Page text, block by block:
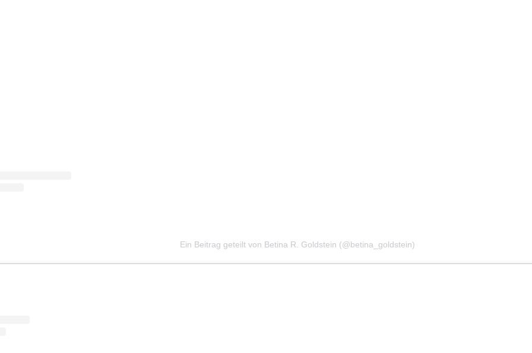
Ein Beitrag geteilt von Betina R. Goldstein (@betina_goldstein)